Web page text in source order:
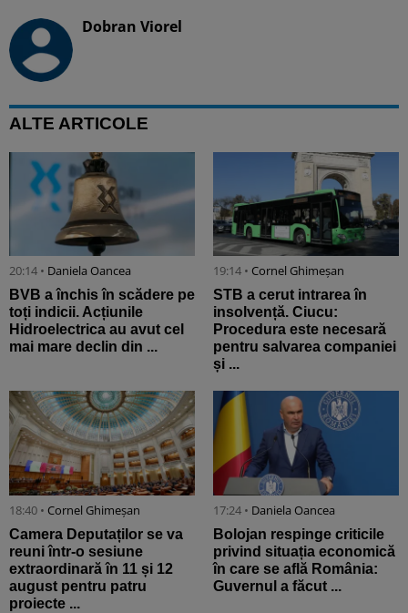
Dobran Viorel
ALTE ARTICOLE
20:14 • Daniela Oancea
BVB a închis în scădere pe
toți indicii. Acțiunile
Hidroelectrica au avut cel
mai mare declin din ...
19:14 • Cornel Ghimeșan
STB a cerut intrarea în
insolvență. Ciucu:
Procedura este necesară
pentru salvarea companiei
și ...
18:40 • Cornel Ghimeșan
Camera Deputaților se va
reuni într-o sesiune
extraordinară în 11 și 12
august pentru patru
proiecte ...
17:24 • Daniela Oancea
Bolojan respinge criticile
privind situația economică
în care se află România:
Guvernul a făcut ...